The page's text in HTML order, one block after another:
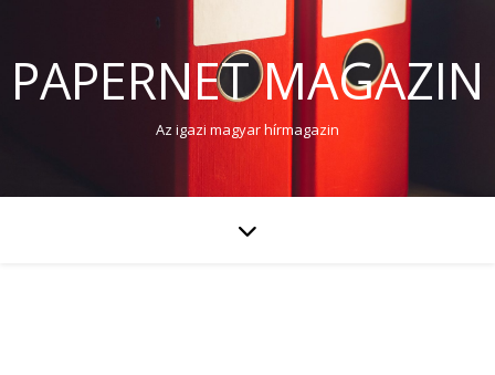
PAPERNET MAGAZIN
Az igazi magyar hírmagazin